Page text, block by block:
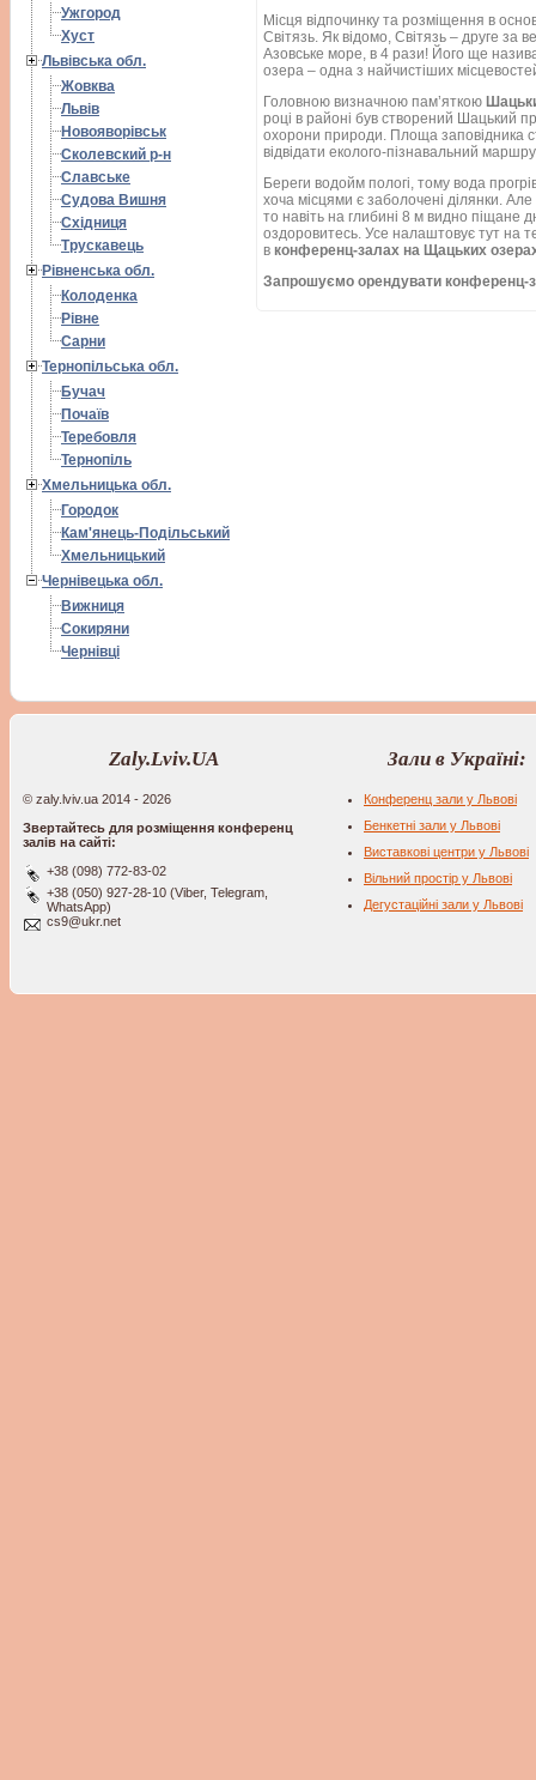
Ужгород
Хуст
Львівська обл.
Жовква
Львів
Новояворівськ
Сколевский р-н
Славське
Судова Вишня
Східниця
Трускавець
Рівненська обл.
Колоденка
Рівне
Сарни
Тернопільська обл.
Бучач
Почаїв
Теребовля
Тернопіль
Хмельницька обл.
Городок
Кам'янець-Подільський
Хмельницький
Чернівецька обл.
Вижниця
Сокиряни
Чернівці
Місця відпочинку та розміщення в
Світязь. Як відомо, Світязь – друге за
Азовське море, в 4 рази! Його ще
озера – одна з найчистіших
Головною визначною пам’яткою
році в районі був створений Шацький
охорони природи. Площа заповідника
відвідати еколого-пізнавальний
Береги водойм пологі, тому вода
хоча місцями є заболочені ділянки.
то навіть на глибині 8 м видно піщане
оздоровитесь. Усе налаштовує тут на
в конференц-залах на Щацьких
Запрошуємо орендувати конференц-
Zaly.Lviv.UA
© zaly.lviv.ua 2014 - 2026
Звертайтесь для розміщення конференц
залів на сайті:
+38 (098) 772-83-02
+38 (050) 927-28-10 (Viber, Telegram,
WhatsApp)
cs9@ukr.net
Зали в Україні:
Конференц зали у Львові
Бенкетні зали у Львові
Виставкові центри у Львові
Вільний простір у Львові
Дегустаційні зали у Львові